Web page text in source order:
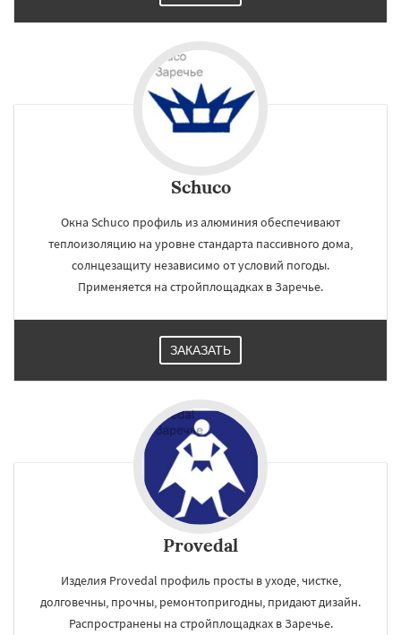
Schuco
Окна Schuco профиль из алюминия обеспечивают
теплоизоляцию на уровне стандарта пассивного дома,
солнцезащиту независимо от условий погоды.
Применяется на стройплощадках в Заречье.
ЗАКАЗАТЬ
Provedal
Изделия Provedal профиль просты в уходе, чистке,
долговечны, прочны, ремонтопригодны, придают дизайн.
Распространены на стройплощадках в Заречье.